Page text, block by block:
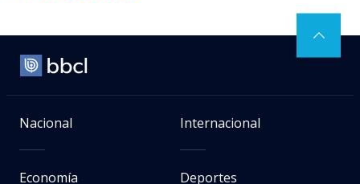
Nacional Internacional
Economía Deportes